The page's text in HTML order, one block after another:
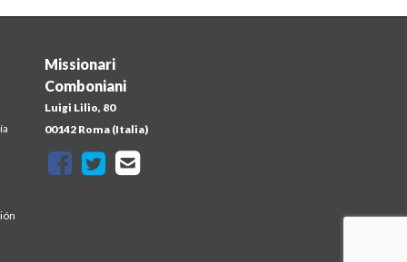
Missionari
Comboniani
Luigi Lilio, 80
00142 Roma (Italia)